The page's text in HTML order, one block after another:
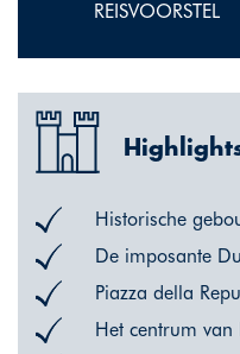
REISVOORSTEL
Historische
De imposante
Piazza della
Het centrum van